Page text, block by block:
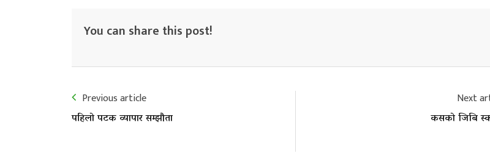
You can share this post!
Previous article
पहिलो पटक व्यापार सम्झौता
Next
कसको जिबि